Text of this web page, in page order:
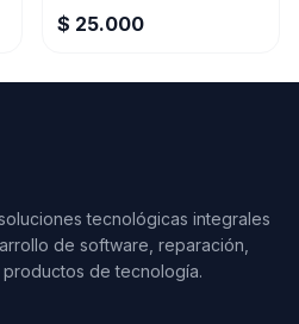
$ 25.000
tecnológicas integrales
de software, reparación,
de tecnología.